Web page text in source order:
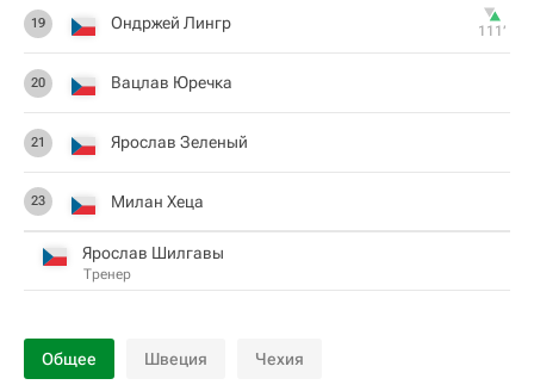
19 Ондржей Лингр 111‎’‎
20 Вацлав Юречка
21 Ярослав Зеленый
23 Милан Хеца
Ярослав Шилгавы
Тренер
Общее Швеция Чехия